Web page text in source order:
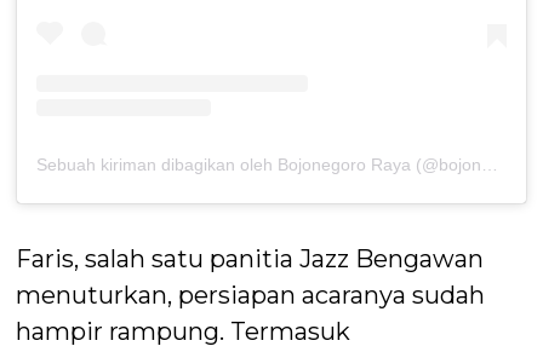
Sebuah kiriman dibagikan oleh Bojonegoro Raya (@bojonegoro.raya)
Faris, salah satu panitia Jazz Bengawan
menuturkan, persiapan acaranya sudah
hampir rampung. Termasuk